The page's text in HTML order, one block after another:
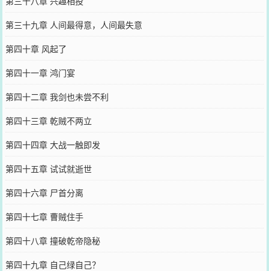
第三十九章 人间最得意，人间最失意
第四十章 风起了
第四十一章 鸿门宴
第四十二章 我剑也未尝不利
第四十三章 乾贼不两立
第四十四章 大战一触即发
第四十五章 试试就逝世
第四十六章 尸首分离
第四十七章 曹贼住手
第四十八章 撞破乾帝隐秘
第四十九章 自己绿自己？